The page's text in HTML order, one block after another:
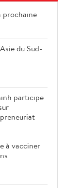
prochaine
du Sud-
participe
à vacciner